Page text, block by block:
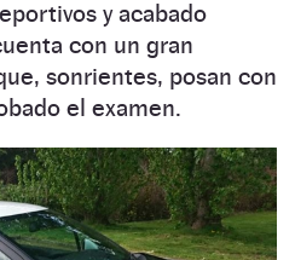
y acabado
con un gran
sonrientes, posan con
el examen.